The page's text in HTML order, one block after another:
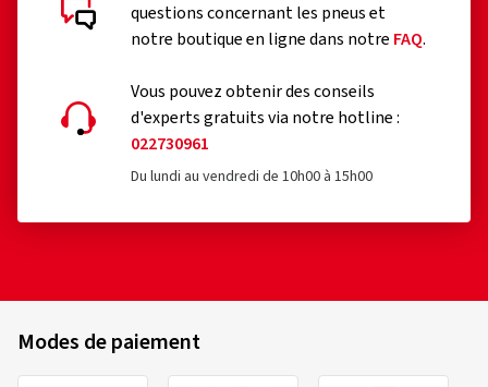
questions concernant les pneus et
notre boutique en ligne dans notre FAQ.
Vous pouvez obtenir des conseils
d'experts gratuits via notre hotline :
022730961
Du lundi au vendredi de 10h00 à 15h00
Modes de paiement